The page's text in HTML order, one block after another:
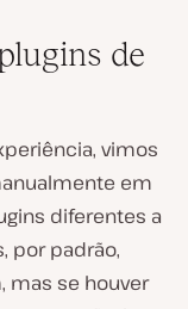
de
vimos
em
diferentes a
por padrão,
mas se houver